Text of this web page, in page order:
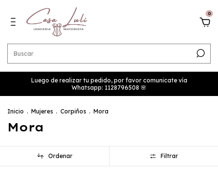
0
Luego de realizar tu pedido, por favor comunicate vía
Whatsapp: 1128796508 🌸
Inicio . Mujeres . Corpiños . Mora
Mora
Ordenar Filtrar